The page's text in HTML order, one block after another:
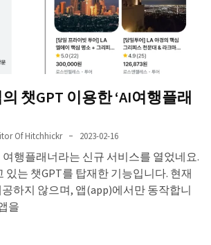
챗GPT 이용한 ‘AI여행플래
Of Hitchhickr 2023-02-16
행플래너라는 신규 서비스를 열었네요.
있는 챗GPT를 탑재한 기능입니다. 현재
하지 않으며, 앱(app)에서만 동작합니
을